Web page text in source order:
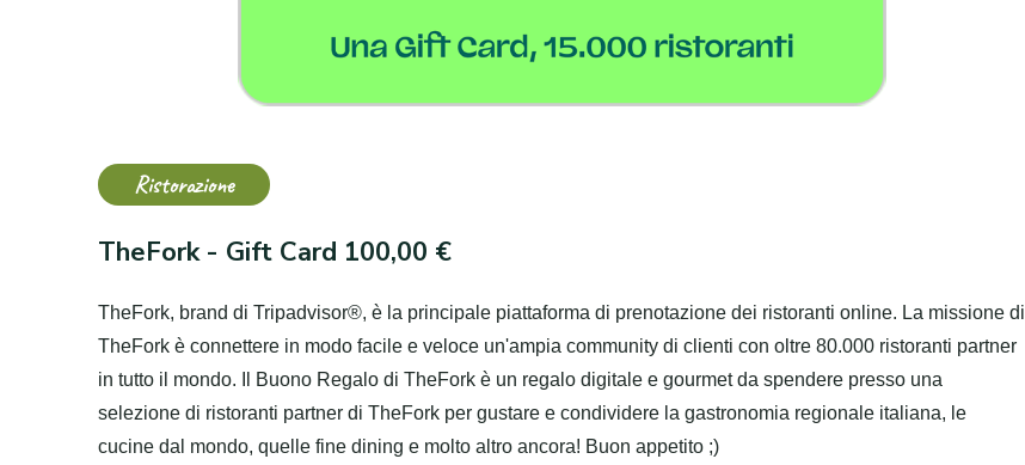
Ristorazione
TheFork - Gift Card 100,00 €
TheFork, brand di Tripadvisor®, è la principale piattaforma di prenotazione dei ristoranti online. La missione di
TheFork è connettere in modo facile e veloce un'ampia community di clienti con oltre 80.000 ristoranti partner
in tutto il mondo. Il Buono Regalo di TheFork è un regalo digitale e gourmet da spendere presso una
selezione di ristoranti partner di TheFork per gustare e condividere la gastronomia regionale italiana, le
cucine dal mondo, quelle fine dining e molto altro ancora! Buon appetito ;)